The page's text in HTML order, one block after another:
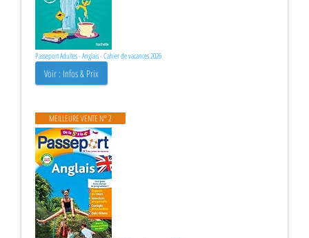
Passeport Adultes - Anglais - Cahier de vacances 2026
Voir : Infos & Prix
MEILLEURE VENTE N° 2